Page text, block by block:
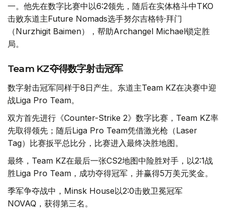
一。他先在数字比赛中以6:2领先，随后在实体格斗中TKO
击败东道主Future Nomads选手努尔吉格特·拜门
（Nurzhigit Baimen），帮助Archangel Michael锁定胜
局。
Team KZ夺得数字射击冠军
数字射击冠军同样于8日产生。东道主Team KZ在决赛中迎
战Liga Pro Team。
双方首先进行《Counter-Strike 2》数字比赛，Team KZ率
先取得领先；随后Liga Pro Team凭借激光枪（Laser
Tag）比赛扳平总比分，比赛进入最终决胜地图。
最终，Team KZ在最后一张CS2地图中险胜对手，以2:1战
胜Liga Pro Team，成功夺得冠军，并赢得5万美元奖金。
季军争夺战中，Minsk House以2:0击败卫冕冠军
NOVAQ，获得第三名。